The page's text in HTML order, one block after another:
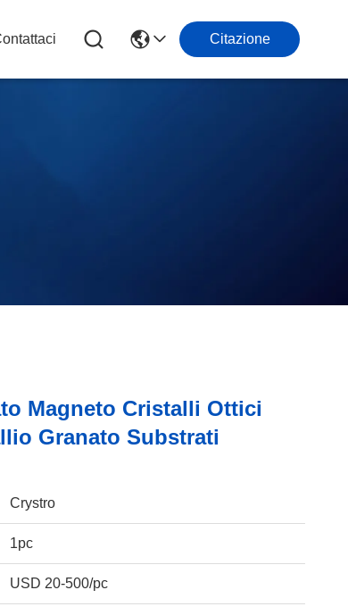
Citazione
Magneto Cristalli Ottici
Granato Substrati
Crystro
1pc
USD 20-500/pc